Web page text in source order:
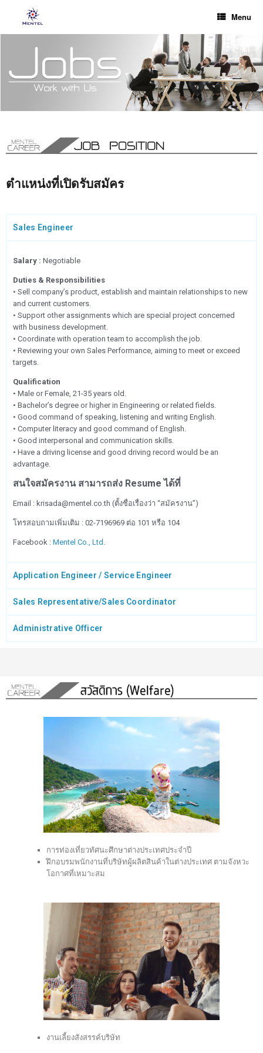
Menu
ตำแหน่งที่เปิดรับสมัคร
Sales Engineer
Salary : Negotiable
Duties & Responsibilities
• Sell company’s product, establish and maintain relationships to new
and current customers.
• Support other assignments which are special project concerned
with business development.
• Coordinate with operation team to accomplish the job.
• Reviewing your own Sales Performance, aiming to meet or exceed
targets.
Qualification
• Male or Female, 21-35 years old.
• Bachelor’s degree or higher in Engineering or related fields.
• Good command of speaking, listening and writing English.
• Computer literacy and good command of English.
• Good interpersonal and communication skills.
• Have a driving license and good driving record would be an
advantage.
สนใจสมัครงาน สามารถส่ง Resume ได้ที่
Email : krisada@mentel.co.th (ตั้งชื่อเรื่องว่า “สมัครงาน”)
โทรสอบถามเพิ่มเติม : 02-7196969 ต่อ 101 หรือ 104
Facebook : Mentel Co., Ltd.
Application Engineer / Service Engineer
Sales Representative/Sales Coordinator
Administrative Officer
การท่องเที่ยวทัศนะศึกษาต่างประเทศประจำปี
ฝึกอบรมพนักงานที่บริษัทผู้ผลิตสินค้าในต่างประเทศ ตามจังหวะ
โอกาศที่เหมาะสม
งานเลี้ยงสังสรรค์บริษัท